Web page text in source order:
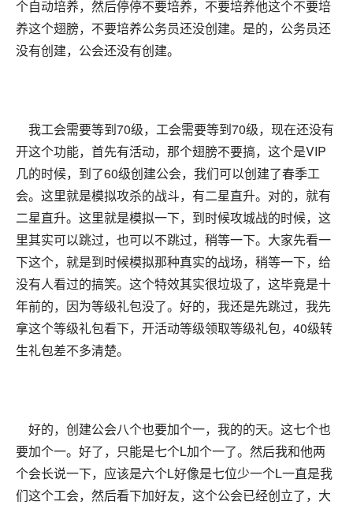
个自动培养，然后停停不要培养，不要培养他这个不要培
养这个翅膀，不要培养公务员还没创建。是的，公务员还
没有创建，公会还没有创建。
我工会需要等到70级，工会需要等到70级，现在还没有
开这个功能，首先有活动，那个翅膀不要搞，这个是VIP
几的时候，到了60级创建公会，我们可以创建了春季工
会。这里就是模拟攻杀的战斗，有二星直升。对的，就有
二星直升。这里就是模拟一下，到时候攻城战的时候，这
里其实可以跳过，也可以不跳过，稍等一下。大家先看一
下这个，就是到时候模拟那种真实的战场，稍等一下，给
没有人看过的搞笑。这个特效其实很垃圾了，这毕竟是十
年前的，因为等级礼包没了。好的，我还是先跳过，我先
拿这个等级礼包看下，开活动等级领取等级礼包，40级转
生礼包差不多清楚。
好的，创建公会八个也要加个一，我的的天。这七个也
要加个一。好了，只能是七个L加个一了。然后我和他两
个会长说一下，应该是六个L好像是七位少一个L一直是我
们这个工会，然后看下加好友，这个公会已经创立了，大